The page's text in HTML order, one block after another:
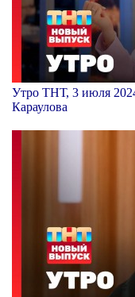
Утро ТНТ, 3 июля
Караулова